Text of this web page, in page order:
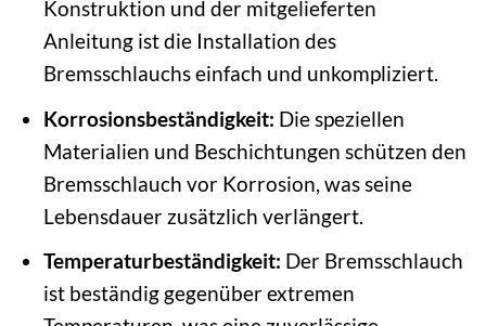
Konstruktion und der mitgelieferten
Anleitung ist die Installation des
Bremsschlauchs einfach und unkompliziert.
Korrosionsbeständigkeit: Die speziellen
Materialien und Beschichtungen schützen den
Bremsschlauch vor Korrosion, was seine
Lebensdauer zusätzlich verlängert.
Temperaturbeständigkeit: Der Bremsschlauch
ist beständig gegenüber extremen